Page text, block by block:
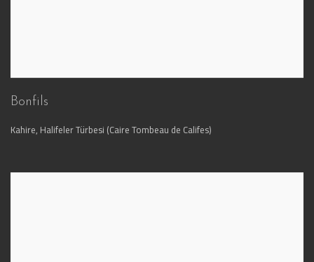
Bonfils
Kahire, Halifeler Türbesi (Caire Tombeau de Califes)